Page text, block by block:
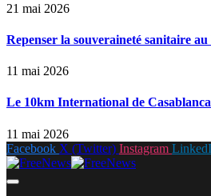
21 mai 2026
Repenser la souveraineté sanitaire
11 mai 2026
Le 10km International de
11 mai 2026
Facebook X (Twitter) Instagram